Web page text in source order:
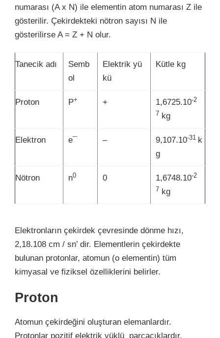
numarası (A x N) ile elementin atom numarası Z ile
gösterilir. Çekirdekteki nötron sayısı N ile
gösterilirse A = Z + N olur.
Tanecik adı
Semb
ol
Elektrik yü
kü
Kütle kg
Proton P+ + 1,6725.10-2
7 kg
Elektron e¯ – 9,107.10-31 k
g
Nötron n0 0 1,6748.10-2
7 kg
Elektronların çekirdek çevresinde dönme hızı,
2,18.108 cm / sn’ dir. Elementlerin çekirdekte
bulunan protonlar, atomun (o elementin) tüm
kimyasal ve fiziksel özelliklerini belirler.
Proton
Atomun çekirdeğini oluşturan elemanlardır.
Protonlar pozitif elektrik yüklü parçacıklardır.